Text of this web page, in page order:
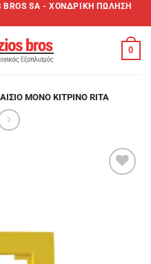
BROS SA - XΟΝΔΡΙΚΗ ΠΩΛΗΣΗ
0
ΜΟΝΌ ΚΊΤΡΙΝΟ RITA